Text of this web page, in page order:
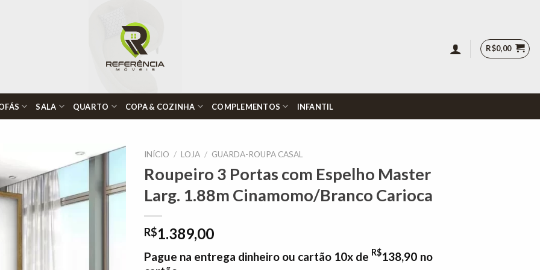
R$0,00
SALA QUARTO COPA & COZINHA COMPLEMENTOS INFANTIL
Adicionar
INÍCIO / LOJA / GUARDA-ROUPA CASAL
Roupeiro 3 Portas com Espelho Master
Larg. 1.88m Cinamomo/Branco Carioca
R$1.389,00
Pague na entrega dinheiro ou cartão 10x de R$138,90 no